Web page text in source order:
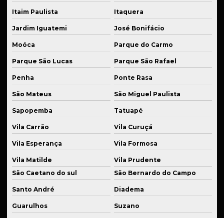
Roletes industriais sob medida
Rolos de tração
Serviço de solda
Serviços de soldagem para indústria
Serviços de usinagem
Sistema de suspensão automotiva
Sistema de suspensão automotiva especial
Sistema de suspensão veicular
Solda de alta precisão industrial
Solda de alumínio
Solda de alumínio industrial
Itaim Paulista Itaquera
Jardim Iguatemi José Bonifácio
Moóca Parque do Carmo
Parque São Lucas Parque São Rafael
Penha Ponte Rasa
São Mateus São Miguel Paulista
Sapopemba Tatuapé
Vila Carrão Vila Curuçá
Vila Esperança Vila Formosa
Vila Matilde
Vila Prudente
São Caetano do sul
São Bernardo do Campo
Santo André Diadema
Guarulhos Suzano